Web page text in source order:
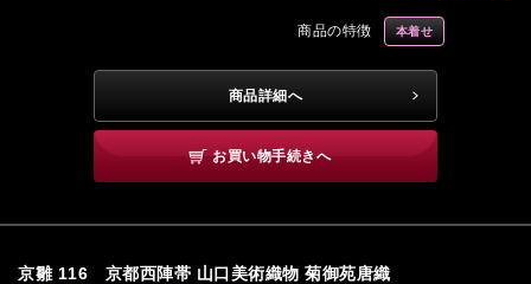
商品の特徴 本着せ
商品詳細へ
お買い物手続きへ
京雛 116 京都西陣帯 山口美術織物 菊御苑唐織